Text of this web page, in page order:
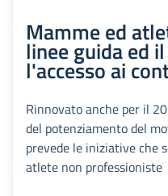
Mamme ed
linee guida ed
l'accesso ai
Rinnovato anche per il
del potenziamento del
prevede le iniziative che
atlete non professioniste